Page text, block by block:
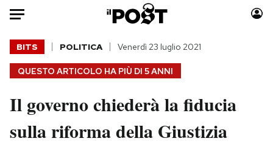
Auto
HOME
Italia
Politica
Moda
Consumismi
QUESTO ARTICOLO HA PIÙ DI 5 ANNI
BITS POLITICA Venerdì 23 luglio 2021
Il governo chiederà la fiducia
sulla riforma della Giustizia